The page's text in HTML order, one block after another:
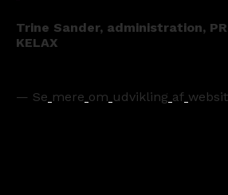
Trine Sander, administration,
KELAX
— Se mere om udvikling af